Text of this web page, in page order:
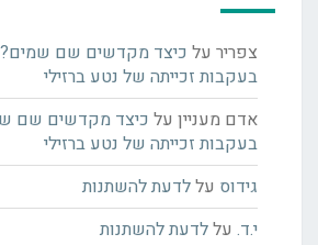
צפרירעל כיצד מקדשים שם שמים?
בעקבות זכייתה של נטע ברזילי
אדם מענייןעל כיצד מקדשים שם
בעקבות זכייתה של נטע ברזילי
גידוס עללדעת להשתנות
י.ד.עללדעת להשתנות